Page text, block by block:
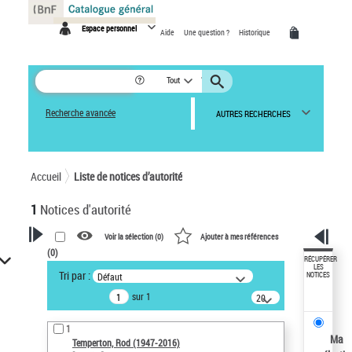
Espace personnel Aide Une question ? Historique
Tout
Recherche avancée AUTRES RECHERCHES
Accueil Liste de notices d’autorité
1 Notices d'autorité
VOTRE RECHERCHE
Recherche avancée dans les
notices d’autorité
Œuvres liées à l'auteur :
Temperton, Rod (1947-2016)
Voir la sélection (0) Ajouter à mes références
(0)
Tri par : Défaut
sur 1
20
résultats/page
1
Temperton, Rod (1947-2016)
RÉCUPÉRER
LES
NOTICES
Ma
Panneau de gestion des cookies